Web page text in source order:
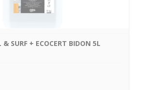
& SURF + ECOCERT BIDON 5L